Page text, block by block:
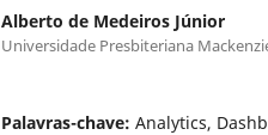
Alberto de Medeiros Júnior
Universidade Presbiteriana
Palavras-chave: Analytics,